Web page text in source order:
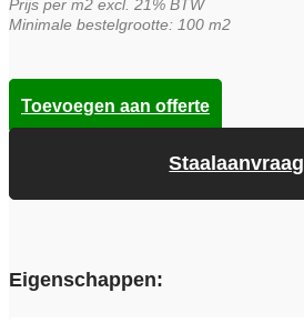
Prijs per m2 excl. 21% BTW
Minimale bestelgrootte: 100 m2
Staalaanvraag
Toevoegen aan offerte
Eigenschappen: